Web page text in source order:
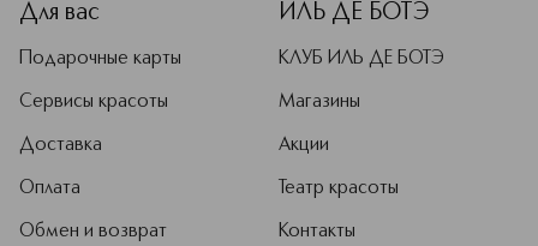
Для вас
Подарочные карты
Сервисы красоты
Доставка
Оплата
Обмен и возврат
ИЛЬ ДЕ БОТЭ
КЛУБ ИЛЬ ДЕ БОТЭ
Магазины
Акции
Театр красоты
Контакты